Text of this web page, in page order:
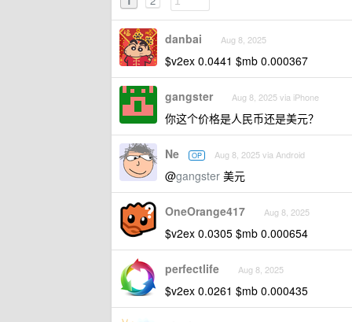
danbai Aug 8, 2025
$v2ex 0.0441 $mb 0.000367
gangster Aug 8, 2025 via iPhone
你这个价格是人民币还是美元？
Ne OP Aug 8, 2025 via Android
@gangster 美元
OneOrange417 Aug 8, 2025
$v2ex 0.0305 $mb 0.000654
perfectlife Aug 8, 2025
$v2ex 0.0261 $mb 0.000435